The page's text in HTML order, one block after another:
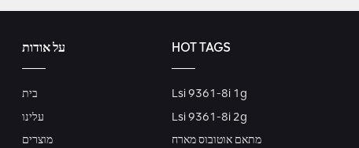
על אודות
בית
עלינו
מוצרים
HOT TAGS
Lsi 9361-8i 1g
Lsi 9361-8i 2g
מתאם אוטובוס מארח